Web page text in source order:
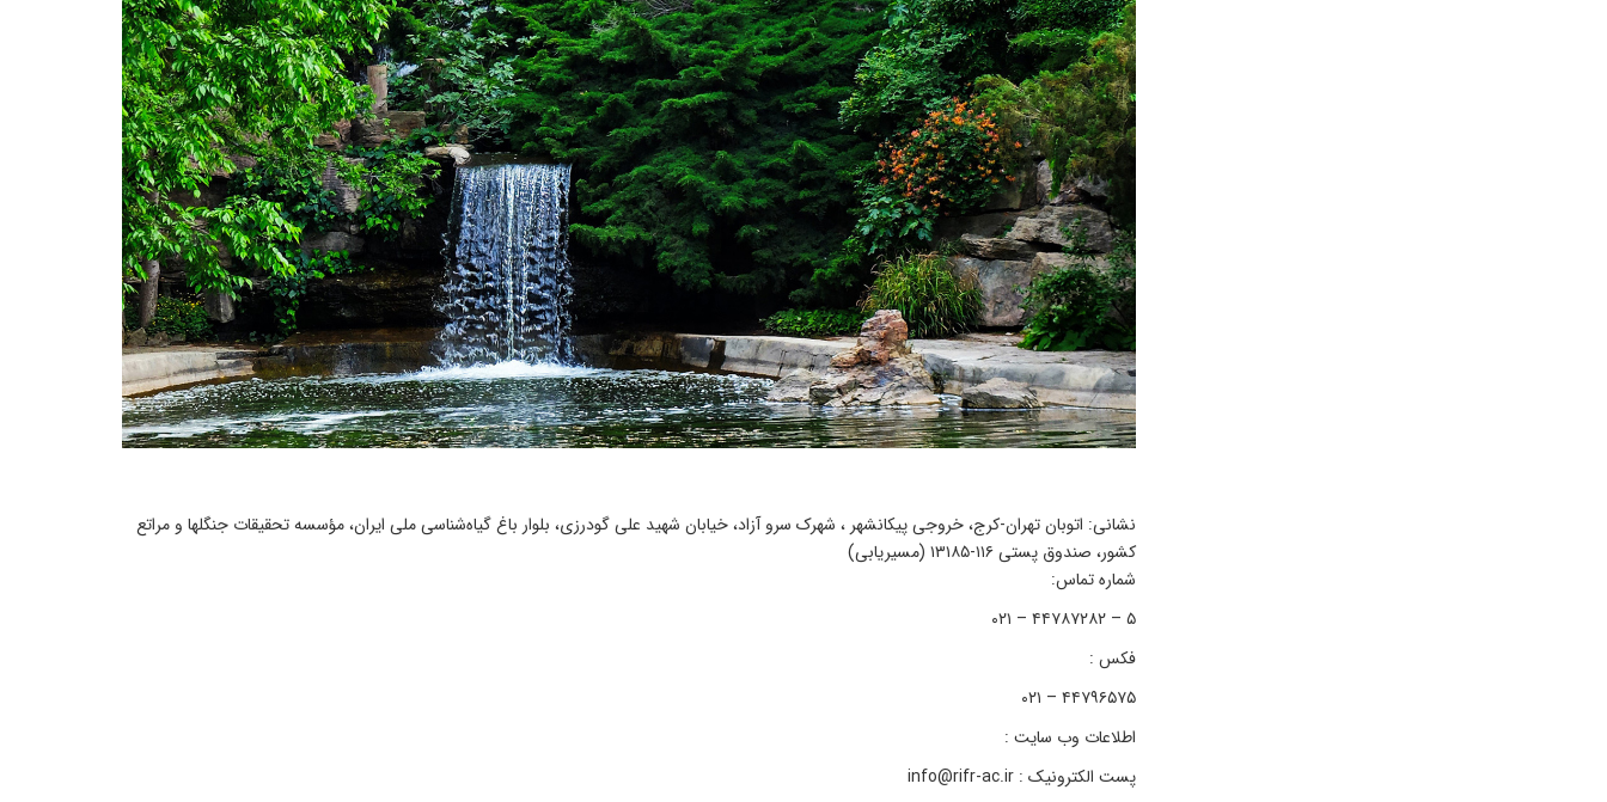
نشانی: اتوبان تهران­-کرج، خروجی پیکانشهر ، شهرک سرو آزاد، خیابان شهید علی گودرزی، بلوار باغ گیاه‌شناسی ملی ایران، مؤسسه تحقیقات جنگلها و مراتع
کشور، صندوق پستی ۱۱۶-۱۳۱۸۵ (مسیریابی)
شماره تماس:
۵ – ۴۴۷۸۷۲۸۲ – ۰۲۱
فکس :
۴۴۷۹۶۵۷۵ – ۰۲۱
اطلاعات وب سایت :
پست الکترونیک : info@rifr-ac.ir